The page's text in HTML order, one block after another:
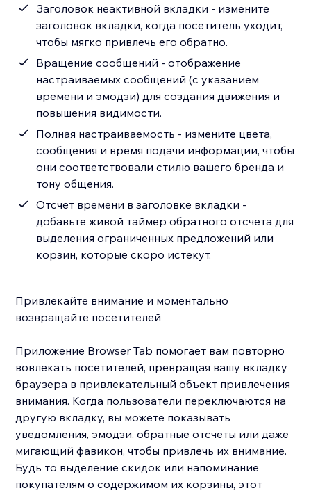
Заголовок неактивной вкладки - измените
заголовок вкладки, когда посетитель уходит,
чтобы мягко привлечь его обратно.
Вращение сообщений - отображение
настраиваемых сообщений (с указанием
времени и эмодзи) для создания движения и
повышения видимости.
Полная настраиваемость - измените цвета,
сообщения и время подачи информации, чтобы
они соответствовали стилю вашего бренда и
тону общения.
Отсчет времени в заголовке вкладки -
добавьте живой таймер обратного отсчета для
выделения ограниченных предложений или
корзин, которые скоро истекут.
Привлекайте внимание и моментально
возвращайте посетителей
Приложение Browser Tab помогает вам повторно
вовлекать посетителей, превращая вашу вкладку
браузера в привлекательный объект привлечения
внимания. Когда пользователи переключаются на
другую вкладку, вы можете показывать
уведомления, эмодзи, обратные отсчеты или даже
мигающий фавикон, чтобы привлечь их внимание.
Будь то выделение скидок или напоминание
покупателям о содержимом их корзины, этот